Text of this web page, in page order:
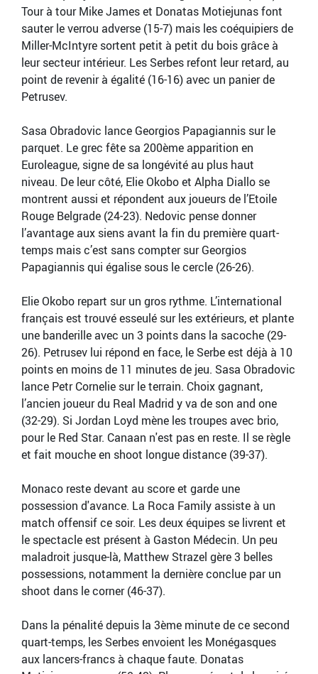
Tour à tour Mike James et Donatas Motiejunas font
sauter le verrou adverse (15-7) mais les coéquipiers de
Miller-McIntyre sortent petit à petit du bois grâce à
leur secteur intérieur. Les Serbes refont leur retard, au
point de revenir à égalité (16-16) avec un panier de
Petrusev.
Sasa Obradovic lance Georgios Papagiannis sur le
parquet. Le grec fête sa 200ème apparition en
Euroleague, signe de sa longévité au plus haut
niveau. De leur côté, Elie Okobo et Alpha Diallo se
montrent aussi et répondent aux joueurs de l’Etoile
Rouge Belgrade (24-23). Nedovic pense donner
l’avantage aux siens avant la fin du première quart-
temps mais c’est sans compter sur Georgios
Papagiannis qui égalise sous le cercle (26-26).
Elie Okobo repart sur un gros rythme. L’international
français est trouvé esseulé sur les extérieurs, et plante
une banderille avec un 3 points dans la sacoche (29-
26). Petrusev lui répond en face, le Serbe est déjà à 10
points en moins de 11 minutes de jeu. Sasa Obradovic
lance Petr Cornelie sur le terrain. Choix gagnant,
l’ancien joueur du Real Madrid y va de son and one
(32-29). Si Jordan Loyd mène les troupes avec brio,
pour le Red Star. Canaan n'est pas en reste. Il se règle
et fait mouche en shoot longue distance (39-37).
Monaco reste devant au score et garde une
possession d'avance. La Roca Family assiste à un
match offensif ce soir. Les deux équipes se livrent et
le spectacle est présent à Gaston Médecin. Un peu
maladroit jusque-là, Matthew Strazel gère 3 belles
possessions, notamment la dernière conclue par un
shoot dans le corner (46-37).
Dans la pénalité depuis la 3ème minute de ce second
quart-temps, les Serbes envoient les Monégasques
aux lancers-francs à chaque faute. Donatas